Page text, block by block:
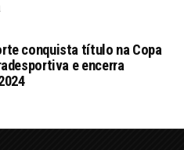
conquista título na Copa
e encerra